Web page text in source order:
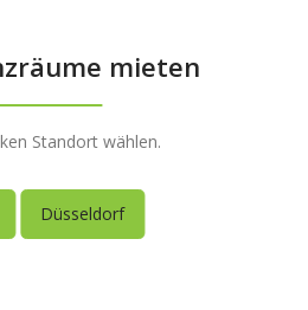
mieten
Standort wählen.
Düsseldorf